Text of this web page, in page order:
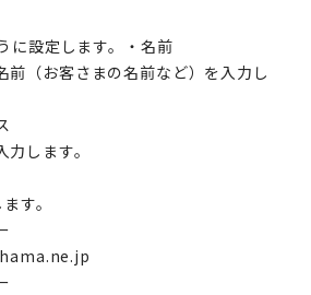
に設定します。・名前
（お客さまの名前など）を入力し
します。
す。